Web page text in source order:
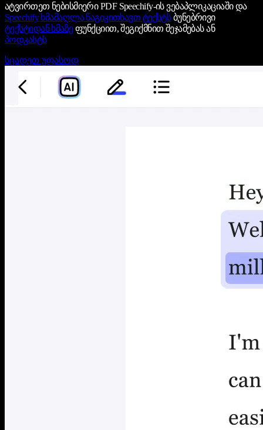
ატვირთეთ ნებისმიერი PDF Speechify-ის ვებაპლიკაციაში და
Speechify ხმამაღლა წაგიკითხავთ ტექსტსბუნებრივი
ტექსტიდან ხმაზეფუნქციით, შეგიქმნით შეჯამებას ან
პოდკასტს
სცადეთ უფასოდ